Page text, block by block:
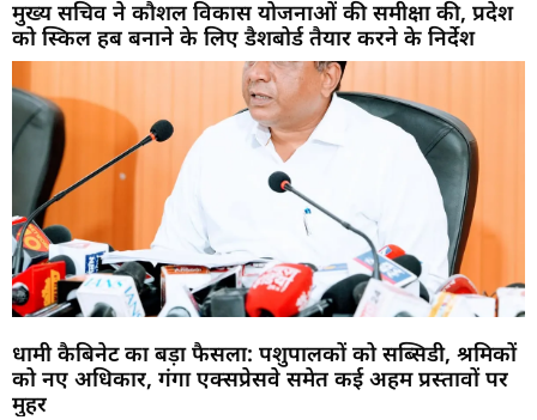
मुख्य सचिव ने कौशल विकास योजनाओं की समीक्षा की, प्रदेश
को स्किल हब बनाने के लिए डैशबोर्ड तैयार करने के निर्देश
धामी कैबिनेट का बड़ा फैसला: पशुपालकों को सब्सिडी, श्रमिकों
को नए अधिकार, गंगा एक्सप्रेसवे समेत कई अहम प्रस्तावों पर
मुहर